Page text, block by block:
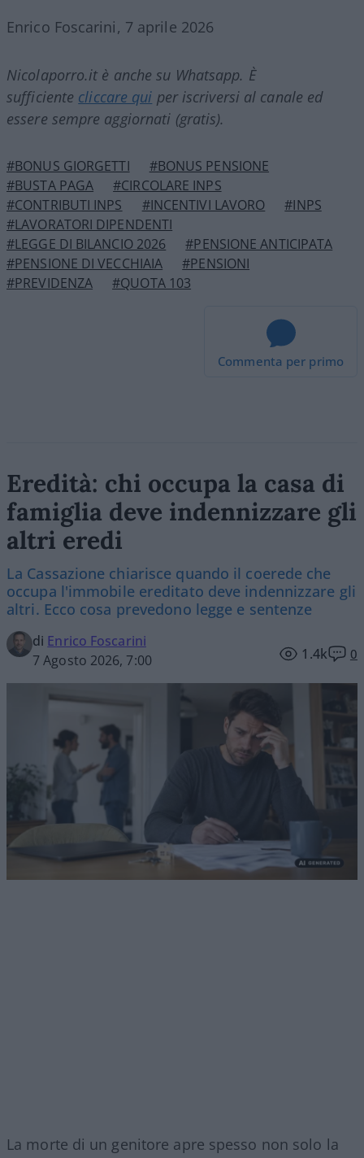
Enrico Foscarini, 7 aprile 2026
Nicolaporro.it è anche su Whatsapp. È
sufficiente cliccare qui per iscriversi al canale ed
essere sempre aggiornati (gratis).
#BONUS GIORGETTI
#BONUS PENSIONE
#BUSTA PAGA
#CIRCOLARE INPS
#CONTRIBUTI INPS
#INCENTIVI LAVORO
#INPS
#LAVORATORI DIPENDENTI
#LEGGE DI BILANCIO 2026
#PENSIONE ANTICIPATA
#PENSIONE DI VECCHIAIA
#PENSIONI
#PREVIDENZA
#QUOTA 103
Commenta per primo
Eredità: chi occupa la casa di
famiglia deve indennizzare gli
altri eredi
La Cassazione chiarisce quando il coerede che
occupa l'immobile ereditato deve indennizzare gli
altri. Ecco cosa prevedono legge e sentenze
di Enrico Foscarini
7 Agosto 2026, 7:00
1.4k 0
La morte di un genitore apre spesso non solo la